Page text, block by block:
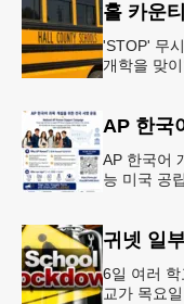
홀 카운
'STOP' 무
개학을 맞
AP 한국
AP 한국어
능 미국 공
귀넷 일
6일 여러
교가 목요